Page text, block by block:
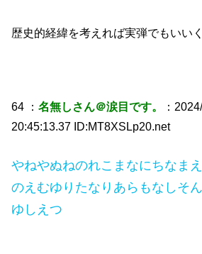
歴史的経緯を考えれば実弾でもいい
64 ：名無しさん＠涙目です。
：
20:45:13.37 ID:MT8XSLp20.net
やねやぬねのれこまなにちなま
のえむゆりたなりあらもなしそ
ゆしえつ